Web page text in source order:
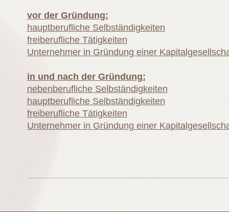
vor der Gründung:
hauptberufliche Selbständigkeiten
freiberufliche Tätigkeiten
Unternehmer in Gründung einer
in und nach der Gründung:
nebenberufliche Selbständigkeiten
hauptberufliche Selbständigkeiten
freiberufliche Tätigkeiten
Unternehmer in Gründung einer